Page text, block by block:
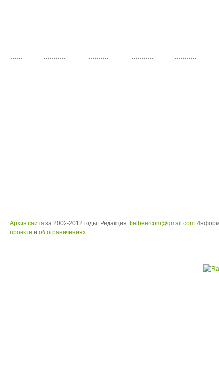
Архив сайта за 2002-2012 годы. Редакция: belbeercom@gmail.com
проекте и об ограничениях